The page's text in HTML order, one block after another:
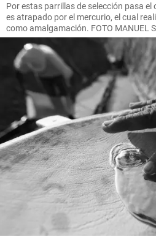
Por estas parrillas de selección pasa
es atrapado por el mercurio, el cual
como amalgamación. FOTO MANUEL